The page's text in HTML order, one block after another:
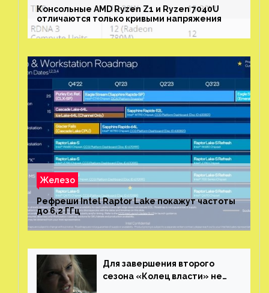
Консольные AMD Ryzen Z1 и Ryzen 7040U
отличаются только кривыми напряжения
Железо
Рефреши Intel Raptor Lake покажут частоты
до 6,2 ГГц
Для завершения второго
сезона «Колец власти» не